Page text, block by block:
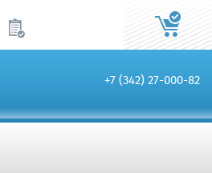
+7 (342) 27-000-82